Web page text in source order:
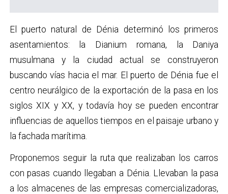
El puerto natural de Dénia determinó los primeros
asentamientos: la Dianium romana, la Daniya
musulmana y la ciudad actual se construyeron
buscando vías hacia el mar. El puerto de Dénia fue el
centro neurálgico de la exportación de la pasa en los
siglos XIX y XX, y todavía hoy se pueden encontrar
influencias de aquellos tiempos en el paisaje urbano y
la fachada marítima.
Proponemos seguir la ruta que realizaban los carros
con pasas cuando llegaban a Dénia. Llevaban la pasa
a los almacenes de las empresas comercializadoras,